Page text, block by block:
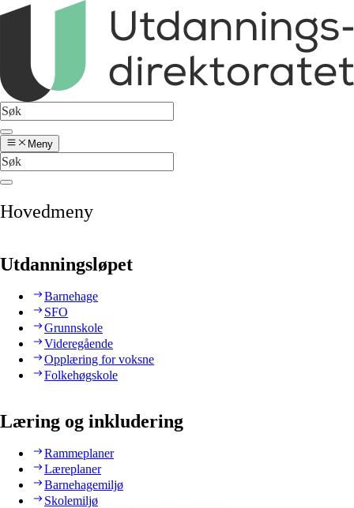
Meny
Hovedmeny
Utdanningsløpet
Barnehage
SFO
Grunnskole
Videregående
Opplæring for voksne
Folkehøgskole
Læring og inkludering
Rammeplaner
Læreplaner
Barnehagemiljø
Skolemiljø